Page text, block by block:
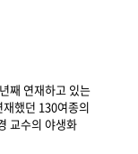
째 연재하고 있는
했던 130여종의
교수의 야생화